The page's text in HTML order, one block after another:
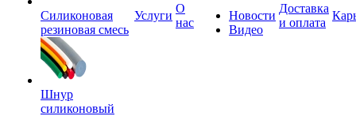
Силиконовая
резиновая смесь
Шнур
силиконовый
Услуги
О
нас
Новости
Видео
Доставка
и оплата